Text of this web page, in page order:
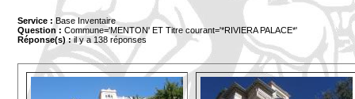
Service : Base Inventaire
Question : Commune='MENTON' ET Titre courant='*RIVIERA PALACE*'
Réponse(s) :il y a 138 réponses